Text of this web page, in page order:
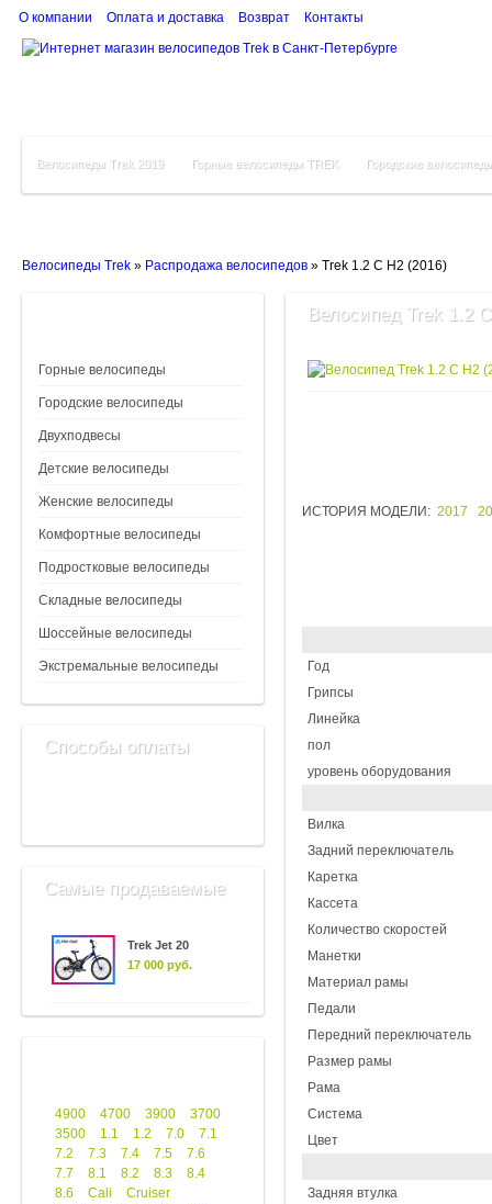
О компании Оплата и доставка Возврат Контакты
Велосипеды Trek 2019 Горные велосипеды TREK Городские
Велосипеды Trek » Распродажа велосипедов » Trek 1.2 C H2 (2016)
Горные велосипеды
Городские велосипеды
Двухподвесы
Детские велосипеды
Женские велосипеды
Комфортные велосипеды
Подростковые велосипеды
Складные велосипеды
Шоссейные велосипеды
Экстремальные велосипеды
Способы оплаты
Самые продаваемые
Trek Jet 20
17 000 руб.
4900 4700 3900
3700
3500
1.1 1.2 7.0
7.1
7.2
7.3 7.4 7.5
7.6
7.7
8.1 8.2 8.3
8.4
8.6
Cali
Cruiser
Велосипед Trek 1.2
ИСТОРИЯ МОДЕЛИ: 2017
Год
Грипсы
Линейка
пол
уровень оборудования
Вилка
Задний переключатель
Каретка
Кассета
Количество скоростей
Манетки
Материал рамы
Педали
Передний переключатель
Размер рамы
Рама
Система
Цвет
Задняя втулка